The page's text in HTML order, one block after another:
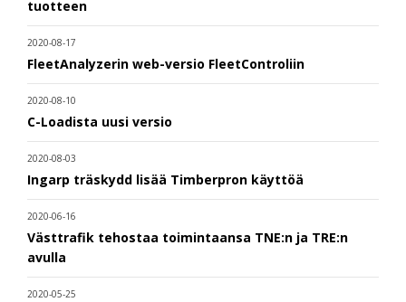
tuotteen
2020-08-17
FleetAnalyzerin web-versio FleetControliin
2020-08-10
C-Loadista uusi versio
2020-08-03
Ingarp träskydd lisää Timberpron käyttöä
2020-06-16
Västtrafik tehostaa toimintaansa TNE:n ja TRE:n
avulla
2020-05-25